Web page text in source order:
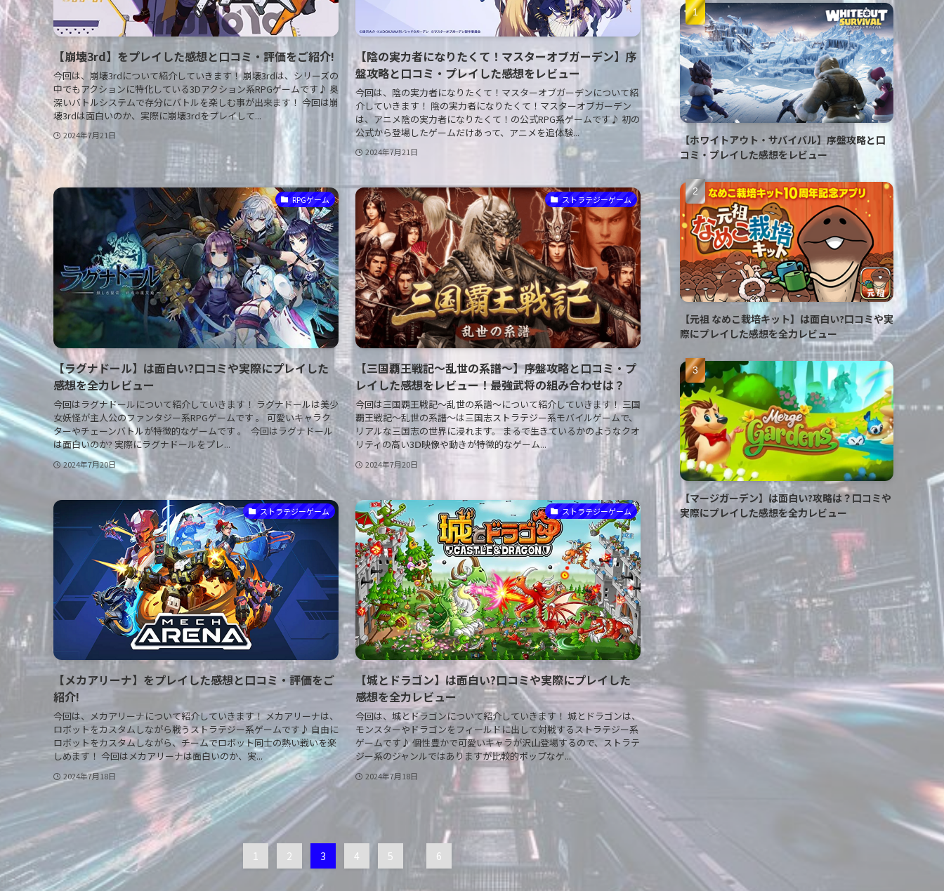
【崩壊3rd】をプレイした感想と口コミ・評価をご紹介!
今回は、崩壊3rdについて紹介していきます！ 崩壊3rdは、シリーズの
中でもアクションに特化している3Dアクション系RPGゲームです♪ 奥
深いバトルシステムで存分にバトルを楽しむ事が出来ます！ 今回は崩
壊3rdは面白いのか、実際に崩壊3rdをプレイして...
2024年7月21日
【陰の実力者になりたくて！マスターオブガーデン】序
盤攻略と口コミ・プレイした感想をレビュー
今回は、陰の実力者になりたくて！マスターオブガーデンについて紹
介していきます！ 陰の実力者になりたくて！マスターオブガーデン
は、アニメ陰の実力者になりたくて！の公式RPG系ゲームです♪ 初の
公式から登場したゲームだけあって、アニメを追体験...
2024年7月21日
RPGゲーム
【ラグナドール】は面白い?口コミや実際にプレイした
感想を全力レビュー
今回はラグナドールについて紹介していきます！ ラグナドールは美少
女妖怪が主人公のファンタジー系RPGゲームです 。 可愛いキャラク
ターやチェーンバトルが特徴的なゲームです 。 今回はラグナドール
は面白いのか? 実際にラグナドールをプレ...
2024年7月20日
ストラテジーゲーム
【三国覇王戦記～乱世の系譜～】序盤攻略と口コミ・プ
レイした感想をレビュー！最強武将の組み合わせは？
今回は三国覇王戦記～乱世の系譜～について紹介していきます！ 三国
覇王戦記～乱世の系譜～は三国志ストラテジー系モバイルゲームで、
リアルな三国志の世界に浸れます。 まるで生きているかのようなクオ
リティの高い3Ⅾ映像や動きが特徴的なゲーム...
2024年7月20日
ストラテジーゲーム
【メカアリーナ】をプレイした感想と口コミ・評価をご
紹介!
今回は、メカアリーナについて紹介していきます！ メカアリーナは、
ロボットをカスタムしながら戦うストラテジー系ゲームです♪ 自由に
ロボットをカスタムしながら、チームでロボット同士の熱い戦いを楽
しめます！ 今回はメカアリーナは面白いのか、実...
2024年7月18日
ストラテジーゲーム
【城とドラゴン】は面白い?口コミや実際にプレイした
感想を全力レビュー
今回は、城とドラゴンについて紹介していきます！ 城とドラゴンは、
モンスターやドラゴンをフィールドに出して対戦するストラテジー系
ゲームです♪ 個性豊かで可愛いキャラが沢山登場するので、ストラテ
ジー系のジャンルではありますが比較的ポップなゲ...
2024年7月18日
1 2 3 4 5 6
【ホワイトアウト・サバイバル】序盤攻略と口
コミ・プレイした感想をレビュー
【元祖 なめこ栽培キット】は面白い?口コミや実
際にプレイした感想を全力レビュー
【マージガーデン】は面白い?攻略は？口コミや
実際にプレイした感想を全力レビュー